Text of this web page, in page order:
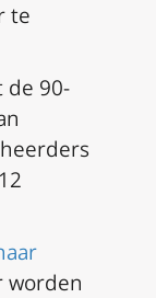
te
de 90-
worden